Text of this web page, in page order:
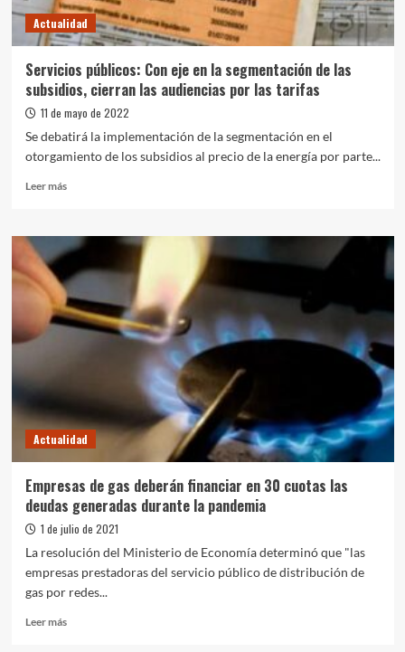
ciento
de
la
en
el
resto
año”,
afirmó
Actualidad
Servicios públicos: Con eje en la segmentación de las
subsidios, cierran las audiencias por las tarifas
11 de mayo de 2022
Se debatirá la implementación de la segmentación en el
otorgamiento de los subsidios al precio de la energía por parte...
Leer másLeer
Servicios
públicos:
Con
eje
en
la
segmentación
las
audiencias
tarifas
Actualidad
Empresas de gas deberán financiar en 30 cuotas las
deudas generadas durante la pandemia
1 de julio de 2021
La resolución del Ministerio de Economía determinó que "las
empresas prestadoras del servicio público de distribución de
gas por redes...
Leer másLeer